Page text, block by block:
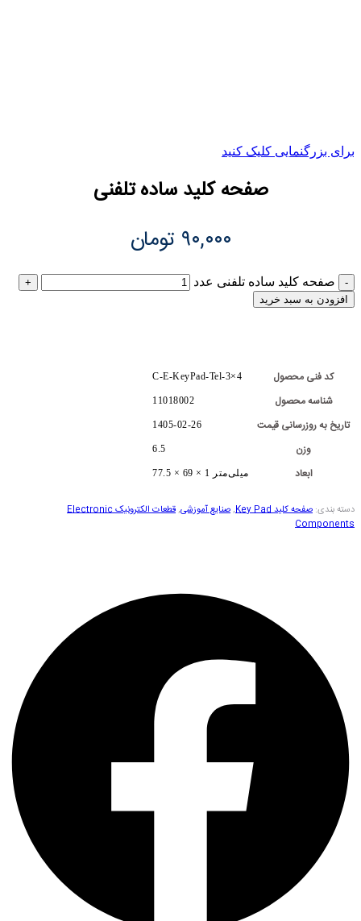
برای بزرگنمایی کلیک کنید
صفحه کلید ساده تلفنی
۹۰,۰۰۰ تومان
صفحه کلید ساده تلفنی عدد
افزودن به سبد خرید
کد فنی محصول C-E-KeyPad-Tel-3×4
شناسه محصول 11018002
تاریخ به روزرسانی قیمت 1405-02-26
وزن 6.5
ابعاد 77.5 × 69 × 1 میلی‌متر
دسته بندی: صفحه کلید Key Pad ,صنایع آموزشی,
قطعات الکترونیک Electronic
Components